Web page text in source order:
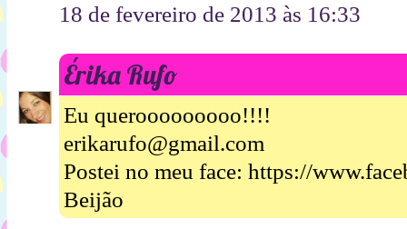
18 de fevereiro de 2013 às 16:33
Érika Rufo
Eu querooooooooo!!!!
erikarufo@gmail.com
Postei no meu face: https://
Beijão